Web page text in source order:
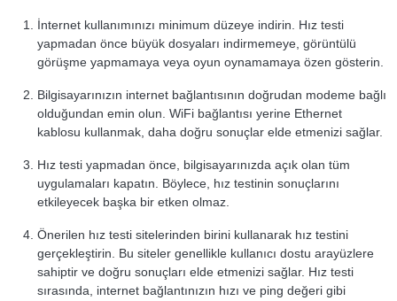
İnternet kullanımınızı minimum düzeye indirin. Hız testi
yapmadan önce büyük dosyaları indirmemeye, görüntülü
görüşme yapmamaya veya oyun oynamamaya özen gösterin.
Bilgisayarınızın internet bağlantısının doğrudan modeme bağlı
olduğundan emin olun. WiFi bağlantısı yerine Ethernet
kablosu kullanmak, daha doğru sonuçlar elde etmenizi sağlar.
Hız testi yapmadan önce, bilgisayarınızda açık olan tüm
uygulamaları kapatın. Böylece, hız testinin sonuçlarını
etkileyecek başka bir etken olmaz.
Önerilen hız testi sitelerinden birini kullanarak hız testini
gerçekleştirin. Bu siteler genellikle kullanıcı dostu arayüzlere
sahiptir ve doğru sonuçları elde etmenizi sağlar. Hız testi
sırasında, internet bağlantınızın hızı ve ping değeri gibi